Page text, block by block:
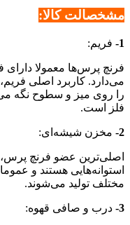
مشخصالت کالا:
1- فریم:
فرنچ پرس‌ها معمولا
می‌دارد. کاربرد اصلی
را روی میز و سطوح نگه
فلز است.
2- مخزن شیشه‌ای:
اصلی‌ترین عضو فرنچ
استوانه‌هایی هستند و
مختلف تولید می‌شوند.
3- درب و صافی قهوه: